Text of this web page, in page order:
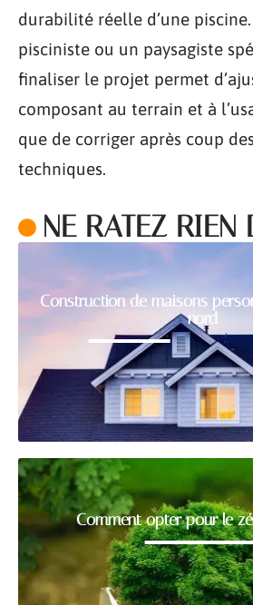
durabilité réelle d’une
pisciniste ou un paysagiste
finaliser le projet permet
composant au terrain et à
que de corriger après coup
techniques.
NE RATEZ RIEN
Construction de maisons
nord
Comment opter pour le